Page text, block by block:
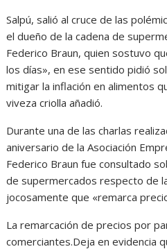
Salpú, salió al cruce de las
el dueño de la cadena de
Federico Braun, quien sostuvo
los días», en ese sentido pidió
mitigar la inflación en alimentos
viveza criolla añadió.
Durante una de las charlas
aniversario de la Asociación
Federico Braun fue consultado
de supermercados respecto de
jocosamente que «remarca
La remarcación de precios por
comerciantes.Deja en evidencia